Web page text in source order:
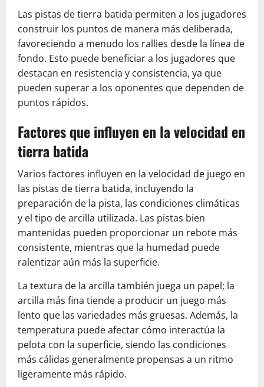
Las pistas de tierra batida permiten a los jugadores
construir los puntos de manera más deliberada,
favoreciendo a menudo los rallies desde la línea de
fondo. Esto puede beneficiar a los jugadores que
destacan en resistencia y consistencia, ya que
pueden superar a los oponentes que dependen de
puntos rápidos.
Factores que influyen en la velocidad en
tierra batida
Varios factores influyen en la velocidad de juego en
las pistas de tierra batida, incluyendo la
preparación de la pista, las condiciones climáticas
y el tipo de arcilla utilizada. Las pistas bien
mantenidas pueden proporcionar un rebote más
consistente, mientras que la humedad puede
ralentizar aún más la superficie.
La textura de la arcilla también juega un papel; la
arcilla más fina tiende a producir un juego más
lento que las variedades más gruesas. Además, la
temperatura puede afectar cómo interactúa la
pelota con la superficie, siendo las condiciones
más cálidas generalmente propensas a un ritmo
ligeramente más rápido.